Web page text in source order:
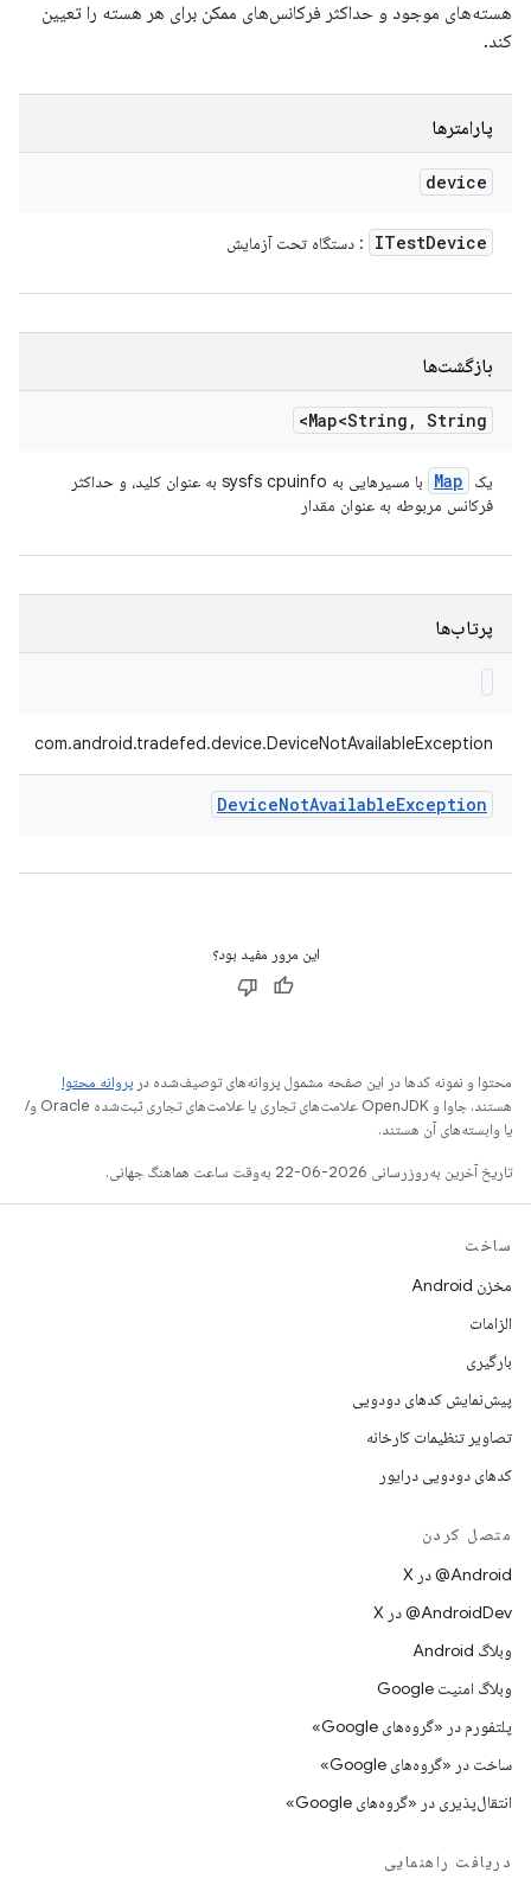
هسته‌های موجود و حداکثر فرکانس‌های ممکن برای هر هسته را تعیین
کند.
پارامترها
device
ITestDevice : دستگاه تحت آزمایش
بازگشت‌ها
Map<String , String>
یک Map
با مسیرهایی به sysfs cpuinfo به عنوان کلید، و حداکثر
فرکانس مربوطه به عنوان مقدار
پرتاب‌ها
com.android.tradefed.device.DeviceNotAvailableException
DeviceNotAvailableException
این مرور مفید بود؟
محتوا و نمونه کدها در این صفحه مشمول پروانه‌های توصیف‌شده در پروانه محتوا
هستند. جاوا و OpenJDK علامت‌های تجاری یا علامت‌های تجاری ثبت‌شده Oracle و/
یا وابسته‌های آن هستند.
تاریخ آخرین به‌روزرسانی 2026-06-22 به‌وقت ساعت هماهنگ جهانی.
ساخت
مخزن Android
الزامات
بارگیری
پیش‌نمایش کدهای دودویی
تصاویر تنظیمات کارخانه
کدهای دودویی درایور
متصل کردن
‫‎@Android در X
‫‎@AndroidDev در X
وبلاگ Android
وبلاگ امنیت Google
پلتفورم در «گروه‌های Google»
ساخت در «گروه‌های Google»
انتقال‌پذیری در «گروه‌های Google»
دریافت راهنمایی